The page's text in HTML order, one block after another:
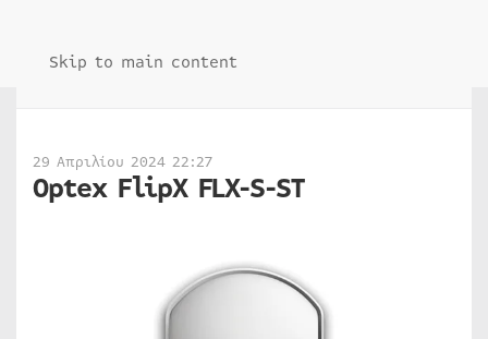
Skip to main content
29 Απριλίου 2024 22:27
Optex FlipX FLX-S-ST